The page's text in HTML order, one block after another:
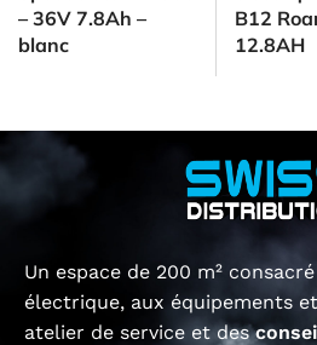
– 36V 7.8Ah –
blanc
B12
12.8AH
Un espace de 200 m²
électrique, aux équipements
atelier de service et des